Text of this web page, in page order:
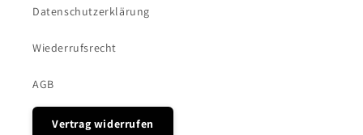
Datenschutzerklärung
Wiederrufsrecht
AGB
Vertrag widerrufen